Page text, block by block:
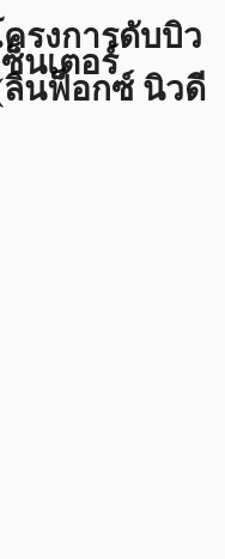
รงการดับบิว
นเตอร์
ลินฟ็อกซ์ นิวดี